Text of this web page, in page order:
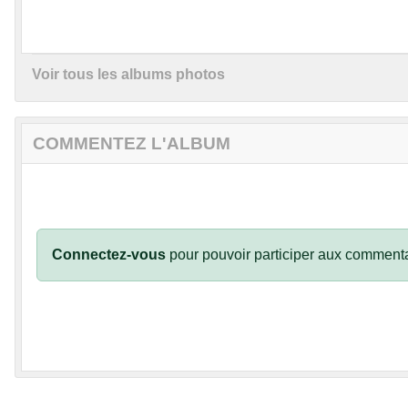
Voir tous les albums photos
COMMENTEZ L'ALBUM
Connectez-vous pour pouvoir participer aux